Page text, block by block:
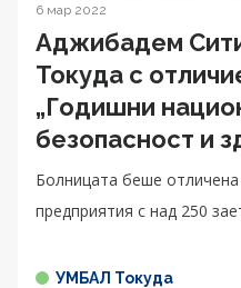
6 мар 2022
Аджибадем
Токуда с
„Годишни
безопасност и
Болницата беше
предприятия с над 250
УМБАЛ Токуда